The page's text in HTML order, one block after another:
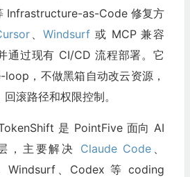
Infrastructure-as-Code 修复方
、Windsurf 或 MCP 兼容
通过现有 CI/CD 流程部署。它
，不做黑箱自动改云资源，
滚路径和权限控制。
是 PointFive 面向 AI
，主要解决 Claude Code
Windsurf、Codex 等 coding